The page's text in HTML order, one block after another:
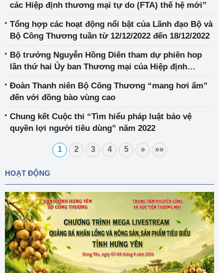
các Hiệp định thương mại tự do (FTA) thế hệ mới”
Tổng hợp các hoạt động nổi bật của Lãnh đạo Bộ và
Bộ Công Thương tuần từ 12/12/2022 đến 18/12/2022
Bộ trưởng Nguyễn Hồng Diên tham dự phiên hop
lần thứ hai Ủy ban Thương mại của Hiệp định
Âu (EVFTA)
Đoàn Thanh niên Bộ Công Thương “mang hơi ấm”
đến với đồng bào vùng cao
Chung kết Cuộc thi “Tìm hiểu pháp luật bảo vệ
quyền lợi người tiêu dùng” năm 2022
1 2 3 4 5 » »»
HOẠT ĐỘNG